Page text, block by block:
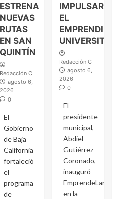
ESTRENA
NUEVAS
RUTAS
EN SAN
QUINTÍN
Redacción C
agosto 6,
2026
0
El
Gobierno
de Baja
California
fortaleció
el
programa
de
IMPULSAR
EL
Redacción C
agosto 6,
2026
0
El
presidente
municipal,
Abdiel
Gutiérrez
Coronado,
inauguró
EmprendeLand
en la